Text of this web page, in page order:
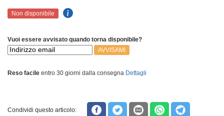
Non disponibile
Vuoi essere avvisato quando torna disponibile?
AVVISAMI
Reso facile entro 30 giorni dalla consegna Dettagli
Condividi questo articolo: